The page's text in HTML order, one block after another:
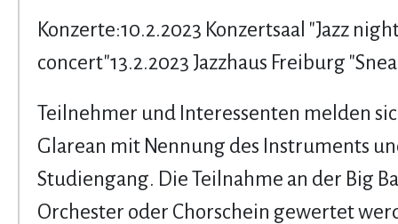
Konzerte:10.2.2023 Konzertsaal "Jazz
concert"13.2.2023 Jazzhaus Freiburg
Teilnehmer und Interessenten melden
Glarean mit Nennung des Instruments
Studiengang. Die Teilnahme an der Big
Orchester oder Chorschein gewertet